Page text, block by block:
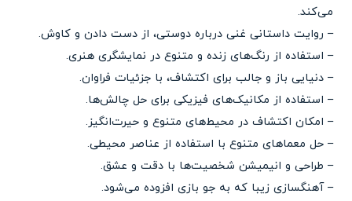
می‌کند.
– روایت داستانی غنی درباره دوستی، از دست دادن و کاوش.
– استفاده از رنگ‌های زنده و متنوع در نمایشگری هنری.
– دنیایی باز و جالب برای اکتشاف، با جزئیات فراوان.
– استفاده از مکانیک‌های فیزیکی برای حل چالش‌ها.
– امکان اکتشاف در محیط‌های متنوع و حیرت‌انگیز.
– حل معماهای متنوع با استفاده از عناصر محیطی.
– طراحی و انیمیشن شخصیت‌ها با دقت و عشق.
– آهنگسازی زیبا که به جو بازی افزوده می‌شود.